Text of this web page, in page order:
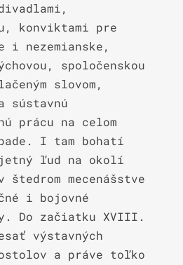
konviktami pre
i nezemianske,
spoločenskou
slovom,
sústavnú
prácu na celom
I tam bohatí
ľud na okolí
mecenášstve
i bojovné
Do začiatku XVIII.
výstavných
a práve toľko